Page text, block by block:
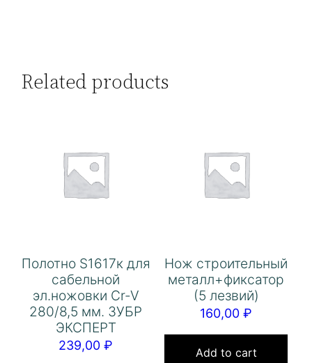
Related products
Полотно S1617к для
сабельной
эл.ножовки Cr-V
280/8,5 мм. ЗУБР
ЭКСПЕРТ
239,00₽
Нож строительный
металл+фиксатор
(5 лезвий)
160,00₽
Add to cart